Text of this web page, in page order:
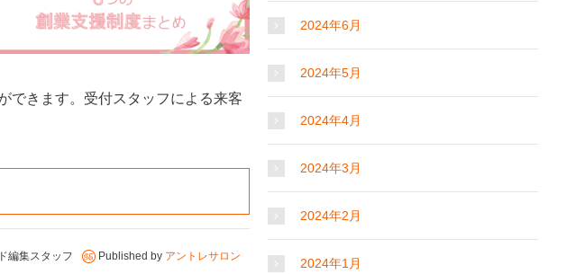
できます。受付スタッフによる来客
編集スタッフ Published by アントレサロン
2024年6月
2024年5月
2024年4月
2024年3月
2024年2月
2024年1月